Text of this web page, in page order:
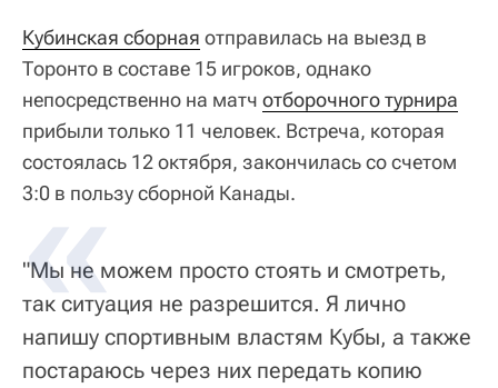
Кубинская сборная отправилась на выезд в
Торонто в составе 15 игроков, однако
непосредственно на матч отборочного турнира
прибыли только 11 человек. Встреча, которая
состоялась 12 октября, закончилась со счетом
3:0 в пользу сборной Канады.
"Мы не можем просто стоять и смотреть,
так ситуация не разрешится. Я лично
напишу спортивным властям Кубы, а также
постараюсь через них передать копию